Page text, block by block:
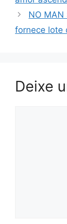
NO MAN
fornece lote
Deixe